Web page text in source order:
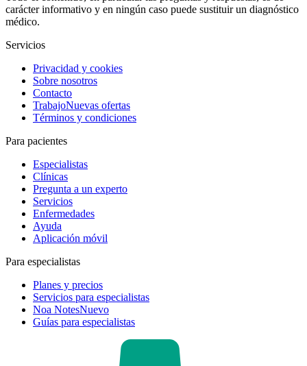
carácter informativo y en ningún caso puede sustituir un diagnóstico
médico.
Servicios
Privacidad y cookies
Sobre nosotros
Contacto
TrabajoNuevas ofertas
Términos y condiciones
Para pacientes
Especialistas
Clínicas
Pregunta a un experto
Servicios
Enfermedades
Ayuda
Aplicación móvil
Para especialistas
Planes y precios
Servicios para especialistas
Noa NotesNuevo
Guías para especialistas